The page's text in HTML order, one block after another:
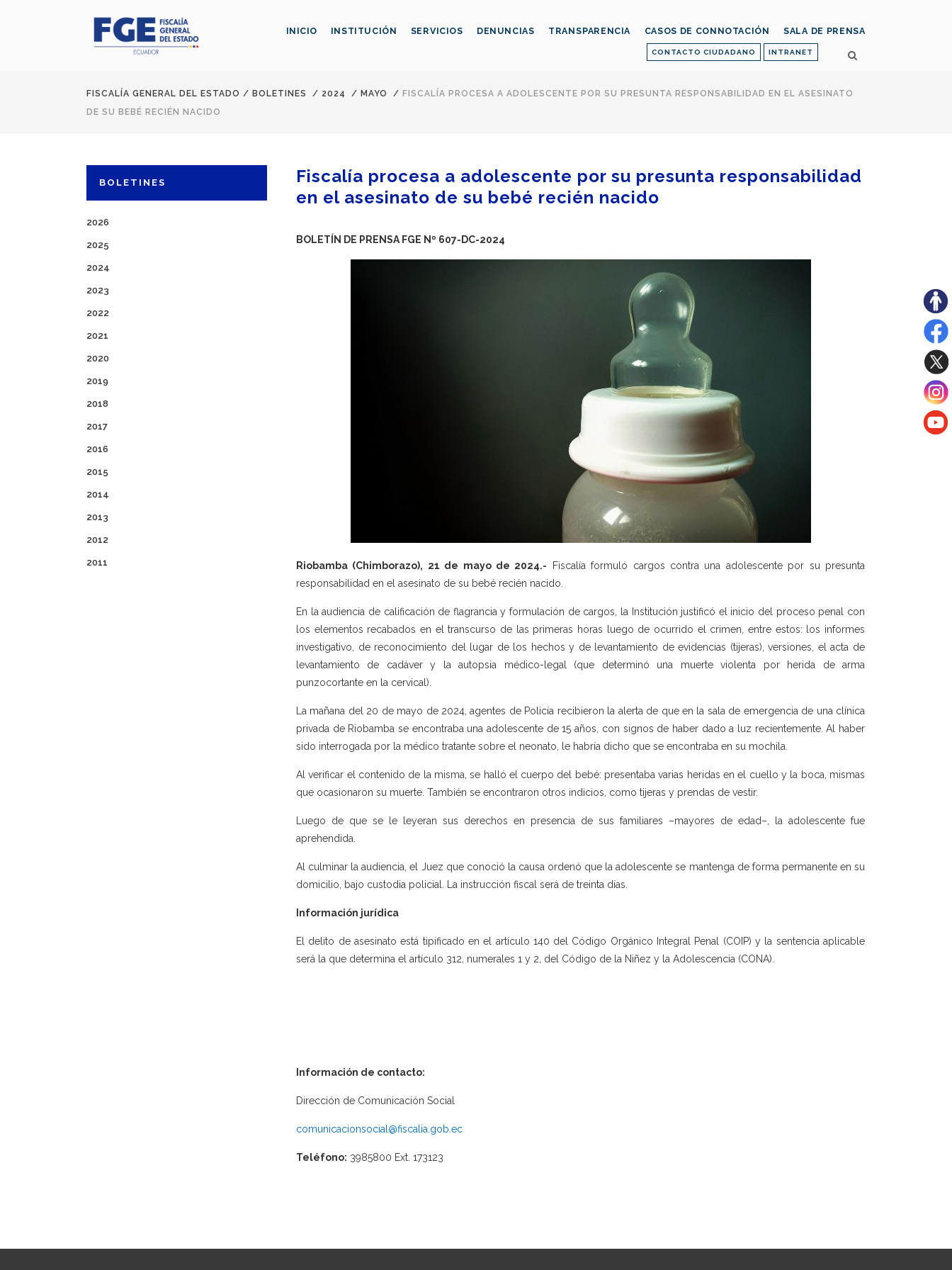
CONTACTO CIUDADANO INTRANET
INICIO INSTITUCIÓN SERVICIOS DENUNCIAS TRANSPARENCIA CASOS DE CONNOTACIÓN SALA DE PRENSA
FISCALÍA GENERAL DEL ESTADO / BOLETINES / 2024 / MAYO / FISCALÍA PROCESA A ADOLESCENTE POR SU PRESUNTA RESPONSABILIDAD EN EL ASESINATO
DE SU BEBÉ RECIÉN NACIDO
BOLETINES
2026
2025
2024
2023
2022
2021
2020
2019
2018
2017
2016
2015
2014
2013
2012
2011
Fiscalía procesa a adolescente por su presunta responsabilidad
en el asesinato de su bebé recién nacido
BOLETÍN DE PRENSA FGE Nº 607-DC-2024
Riobamba (Chimborazo), 21 de mayo de 2024.- Fiscalía formuló cargos contra una adolescente por su presunta
responsabilidad en el asesinato de su bebé recién nacido.
En la audiencia de calificación de flagrancia y formulación de cargos, la Institución justificó el inicio del proceso penal con
los elementos recabados en el transcurso de las primeras horas luego de ocurrido el crimen, entre estos: los informes
investigativo, de reconocimiento del lugar de los hechos y de levantamiento de evidencias (tijeras), versiones, el acta de
levantamiento de cadáver y la autopsia médico-legal (que determinó una muerte violenta por herida de arma
punzocortante en la cervical).
La mañana del 20 de mayo de 2024, agentes de Policía recibieron la alerta de que en la sala de emergencia de una clínica
privada de Riobamba se encontraba una adolescente de 15 años, con signos de haber dado a luz recientemente. Al haber
sido interrogada por la médico tratante sobre el neonato, le habría dicho que se encontraba en su mochila.
Al verificar el contenido de la misma, se halló el cuerpo del bebé: presentaba varias heridas en el cuello y la boca, mismas
que ocasionaron su muerte. También se encontraron otros indicios, como tijeras y prendas de vestir.
Luego de que se le leyeran sus derechos en presencia de sus familiares –mayores de edad–, la adolescente fue
aprehendida.
Al culminar la audiencia, el Juez que conoció la causa ordenó que la adolescente se mantenga de forma permanente en su
domicilio, bajo custodia policial. La instrucción fiscal será de treinta días.
Información jurídica
El delito de asesinato está tipificado en el artículo 140 del Código Orgánico Integral Penal (COIP) y la sentencia aplicable
será la que determina el artículo 312, numerales 1 y 2, del Código de la Niñez y la Adolescencia (CONA).
Información de contacto:
Dirección de Comunicación Social
comunicacionsocial@fiscalia.gob.ec
Teléfono: 3985800 Ext. 173123